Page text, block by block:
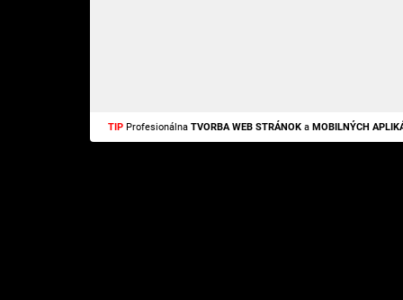
TIP Profesionálna TVORBA WEB STRÁNOK a MOBILNÝCH